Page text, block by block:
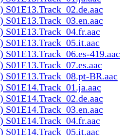
S01E13.Track_02.de.aac
S01E13.Track_03.en.aac
S01E13.Track_04.fr.aac
S01E13.Track_05.it.aac
S01E13.Track_06.es-419.aac
S01E13.Track_08.pt-BR.aac
S01E14.Track_01.ja.aac
S01E14.Track_02.de.aac
S01E14.Track_03.en.aac
S01E14.Track_04.fr.aac
S01E14.Track_05.it.aac